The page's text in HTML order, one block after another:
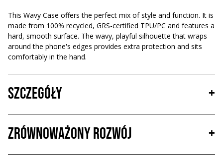
This Wavy Case offers the perfect mix of style and function. It is
made from 100% recycled, GRS-certified TPU/PC and features a
hard, smooth surface. The wavy, playful silhouette that wraps
around the phone's edges provides extra protection and sits
comfortably in the hand.
Szczegóły +
Zrównoważony rozwój
+